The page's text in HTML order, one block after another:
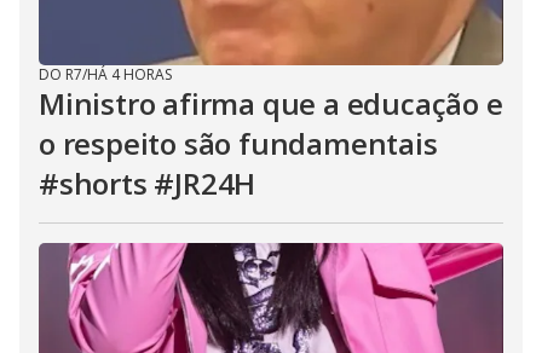
DO R7/HÁ 4 HORAS
Ministro afirma que a educação e
o respeito são fundamentais
#shorts #JR24H